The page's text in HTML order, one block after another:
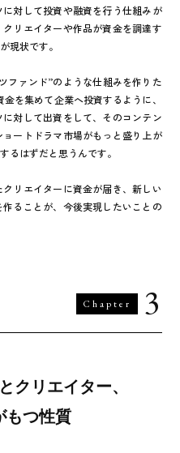
対して投資や融資を行う仕組みが
リエイターや作品が資金を調達す
現状です。
ファンド”のような仕組みを作りた
を集めて企業へ投資するように、
対して出資をして、そのコンテン
ートドラマ市場がもっと盛り上が
るはずだと思うんです。
リエイターに資金が届き、新しい
ることが、今後実現したいことの
Chapter 3
クリエイター、
もつ性質